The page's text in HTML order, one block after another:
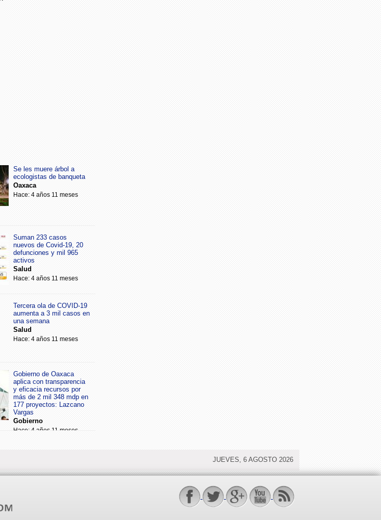
Se les muere árbol a
ecologistas de banqueta
Oaxaca
Hace: 4 años 11 meses
Suman 233 casos
nuevos de Covid-19, 20
defunciones y mil 965
activos
Salud
Hace: 4 años 11 meses
Tercera ola de COVID-19
aumenta a 3 mil casos en
una semana
Salud
Hace: 4 años 11 meses
Gobierno de Oaxaca
aplica con transparencia
y eficacia recursos por
más de 2 mil 348 mdp en
177 proyectos: Lazcano
Vargas
Gobierno
Hace: 4 años 11 meses
JUEVES, 6 AGOSTO 2026